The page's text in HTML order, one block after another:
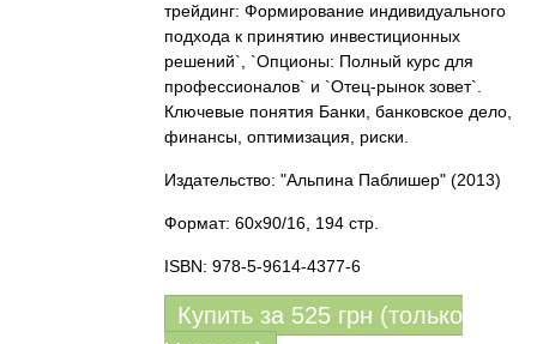
трейдинг: Формирование индивидуального
подхода к принятию инвестиционных
решений`, `Опционы: Полный курс для
профессионалов` и `Отец-рынок зовет`.
Ключевые понятия Банки, банковское дело,
финансы, оптимизация, риски.
Издательство: "Альпина Паблишер" (2013)
Формат: 60x90/16, 194 стр.
ISBN: 978-5-9614-4377-6
Купить за 525 грн (только